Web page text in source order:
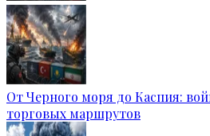
От Черного моря до Каспия:
торговых маршрутов